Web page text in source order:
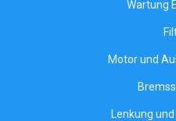
Wartung
Motor und
Lenkung